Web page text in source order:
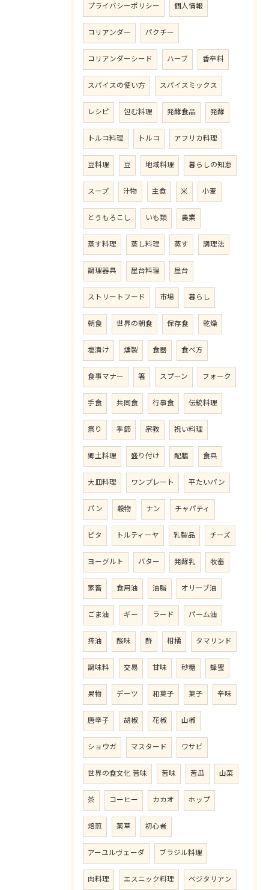
プライバシーポリシー 個人情報
コリアンダー パクチー
コリアンダーシード ハーブ 香辛料
スパイスの使い方 スパイスミックス
レシピ 包む料理 発酵食品 発酵
トルコ料理 トルコ アフリカ料理
豆料理 豆 地域料理 暮らしの知恵
スープ 汁物 主食 米 小麦
とうもろこし いも類 農業
蒸す料理 蒸し料理 蒸す 調理法
調理器具 屋台料理 屋台
ストリートフード 市場 暮らし
朝食 世界の朝食 保存食 乾燥
塩漬け 燻製 食器 食べ方
食事マナー 箸 スプーン フォーク
手食 共同食 行事食 伝統料理
祭り 季節 宗教 祝い料理
郷土料理 盛り付け 配膳 食具
大皿料理 ワンプレート 平たいパン
パン 穀物 ナン チャパティ
ピタ トルティーヤ 乳製品 チーズ
ヨーグルト バター 発酵乳 牧畜
家畜 食用油 油脂 オリーブ油
ごま油 ギー ラード パーム油
搾油 酸味 酢 柑橘 タマリンド
調味料 交易 甘味 砂糖 蜂蜜
果物 デーツ 和菓子 菓子 辛味
唐辛子 胡椒 花椒 山椒
ショウガ マスタード ワサビ
世界の食文化 苦味 苦味 苦瓜 山菜
茶 コーヒー カカオ ホップ
焙煎 薬草 初心者
アーユルヴェーダ ブラジル料理
肉料理 エスニック料理 ベジタリアン